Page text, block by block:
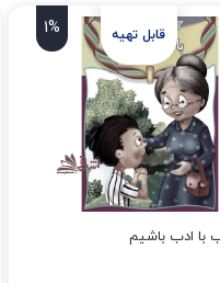
1%
با ادب باشیم